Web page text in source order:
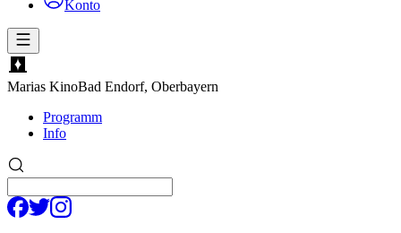
Konto
Marias KinoBad Endorf, Oberbayern
Programm
Info